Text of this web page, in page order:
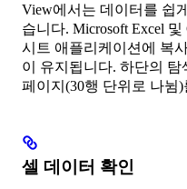
View에서는 데이터를 쉽
습니다. Microsoft Excel 및
시트 애플리케이션에 복
이 유지됩니다. 하단의
페이지(30행 단위로 나뉨
셀 데이터 확인